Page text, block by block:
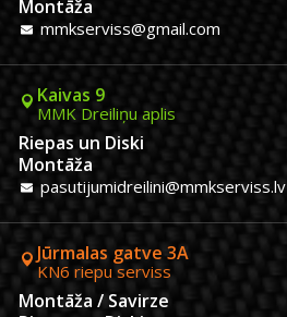
Montāža
mmkserviss@gmail.com
Kaivas 9
MMK Dreiliņu aplis
Riepas un Diski
Montāža
pasutijumidreilini@mmkserviss.lv
Jūrmalas gatve 3A
KN6 riepu serviss
Montāža / Savirze